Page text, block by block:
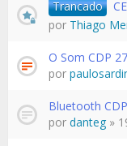
Trancado
por Thiago
O Som CDP
por
Bluetooth
por danteg »